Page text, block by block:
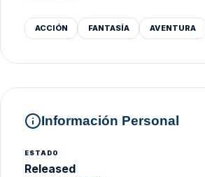
ACCIÓN FANTASÍA AVENTURA
Información Personal
ESTADO
Released